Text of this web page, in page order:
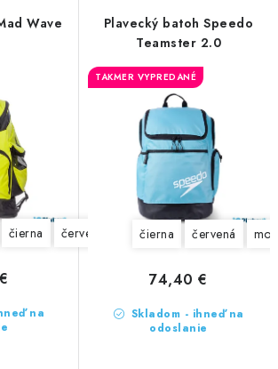
Doručenie od 1,99€ O nás Kontakt
Wave
čierna červená modrá žltá maskáčová
na
Plavecký batoh Speedo
Teamster 2.0
TAKMER VYPREDANÉ
čierna červená
Skladom - ihneď na
odoslanie
74,40 €